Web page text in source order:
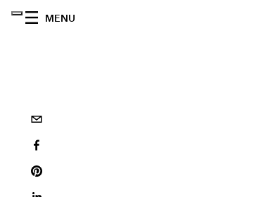
MENU